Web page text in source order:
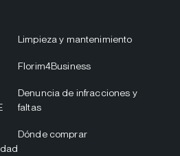
Limpieza y mantenimiento
Florim4Business
Denuncia de infracciones y
faltas
Dónde comprar